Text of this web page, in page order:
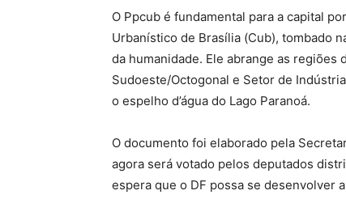
O Ppcub é fundamental para a capital
Urbanístico de Brasília (Cub), tombado
da humanidade. Ele abrange as regiões
Sudoeste/Octogonal e Setor de
o espelho d’água do Lago Paranoá.
O documento foi elaborado pela
agora será votado pelos deputados
espera que o DF possa se desenvolver